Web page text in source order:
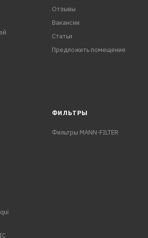
Отзывы
Вакансии
Статьи
Предложить помещение
ФИЛЬТРЫ
Фильтры MANN-FILTER